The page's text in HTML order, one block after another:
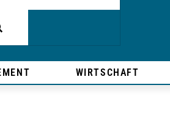
WIRTSCHAFT